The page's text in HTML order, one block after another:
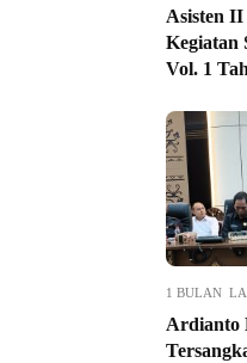
Asisten II
Kegiatan
Vol. 1
1 BULAN
Ardianto